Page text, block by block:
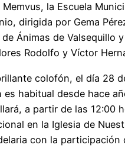
Memvus, la Escuela
dirigida por Gema
de Ánimas de Valsequillo
Rodolfo y Víctor
colofón, el día 28
es habitual desde hace
a partir de las 12:00
en la Iglesia de
con la participación